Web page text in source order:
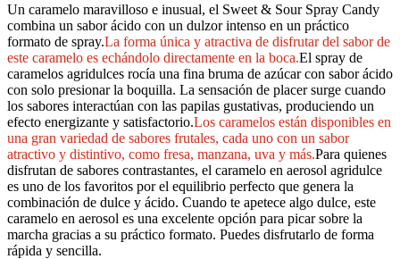
Un caramelo maravilloso e inusual, el Sweet & Sour Spray Candy
combina un sabor ácido con un dulzor intenso en un práctico
formato de spray.La forma única y atractiva de disfrutar del sabor de
este caramelo es echándolo directamente en la boca.El spray de
caramelos agridulces rocía una fina bruma de azúcar con sabor ácido
con solo presionar la boquilla. La sensación de placer surge cuando
los sabores interactúan con las papilas gustativas, produciendo un
efecto energizante y satisfactorio.Los caramelos están disponibles en
una gran variedad de sabores frutales, cada uno con un sabor
atractivo y distintivo, como fresa, manzana, uva y más.Para quienes
disfrutan de sabores contrastantes, el caramelo en aerosol agridulce
es uno de los favoritos por el equilibrio perfecto que genera la
combinación de dulce y ácido. Cuando te apetece algo dulce, este
caramelo en aerosol es una excelente opción para picar sobre la
marcha gracias a su práctico formato. Puedes disfrutarlo de forma
rápida y sencilla.